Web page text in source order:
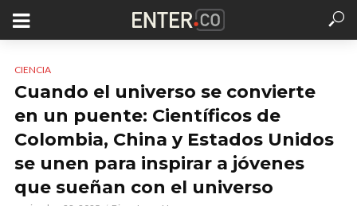
CIENCIA
Cuando el universo se convierte
en un puente: Científicos de
Colombia, China y Estados Unidos
se unen para inspirar a jóvenes
que sueñan con el universo